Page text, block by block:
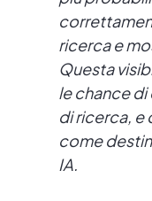
ricerca e
Questa
le chance
di ricerca, e
come
IA.